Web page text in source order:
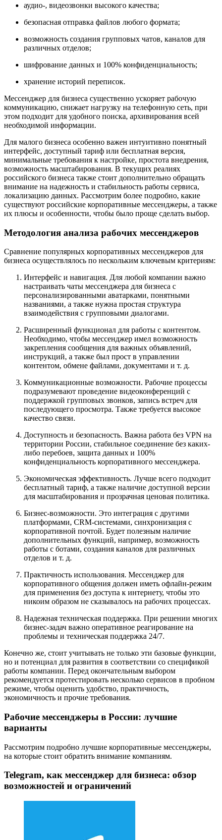
аудио-, видеозвонки высокого качества;
безопасная отправка файлов любого формата;
возможность создания групповых чатов, каналов для
различных отделов;
шифрование данных и 100% конфиденциальность;
хранение историй переписок.
Мессенджер для бизнеса существенно ускоряет рабочую
коммуникацию, снижает нагрузку на телефонную сеть, при
этом подходит для удобного поиска, архивирования всей
необходимой информации.
Для малого бизнеса особенно важен интуитивно понятный
интерфейс, доступный тариф или бесплатная версия,
минимальные требования к настройке, простота внедрения,
возможность масштабирования. В текущих реалиях
российского бизнеса также стоит дополнительно обращать
внимание на надежность и стабильность работы сервиса,
локализацию данных. Рассмотрим более подробно, какие
существуют российские корпоративные мессенджеры, а также
их плюсы и особенности, чтобы было проще сделать выбор.
Методология анализа рабочих мессенджеров
Сравнение популярных корпоративных мессенджеров для
бизнеса осуществлялось по нескольким ключевым критериям:
Интерфейс и навигация. Для любой компании важно
настраивать чаты мессенджера для бизнеса с
персонализированными аватарками, понятными
названиями, а также нужна простая структура
взаимодействия с групповыми диалогами.
Расширенный функционал для работы с контентом.
Необходимо, чтобы мессенджер имел возможность
закрепления сообщения для важных объявлений,
инструкций, а также был прост в управлении
контентом, обмене файлами, документами и т. д.
Коммуникационные возможности. Рабочие процессы
подразумевают проведение видеоконференций с
поддержкой групповых звонков, запись встреч для
последующего просмотра. Также требуется высокое
качество связи.
Доступность и безопасность. Важна работа без VPN на
территории России, стабильное соединение без каких-
либо перебоев, защита данных и 100%
конфиденциальность корпоративного мессенджера.
Экономическая эффективность. Лучше всего подходит
бесплатный тариф, а также наличие доступной версии
для масштабирования и прозрачная ценовая политика.
Бизнес-возможности. Это интеграция с другими
платформами, CRM-системами, синхронизация с
корпоративной почтой. Будет полезным наличие
дополнительных функций, например, возможность
работы с ботами, создания каналов для различных
отделов и т. д.
Практичность использования. Мессенджер для
корпоративного общения должен иметь офлайн-режим
для применения без доступа к интернету, чтобы это
никоим образом не сказывалось на рабочих процессах.
Надежная техническая поддержка. При решении многих
бизнес-задач важно оперативное реагирование на
проблемы и техническая поддержка 24/7.
Конечно же, стоит учитывать не только эти базовые функции,
но и потенциал для развития в соответствии со спецификой
работы компании. Перед окончательным выбором
рекомендуется протестировать несколько сервисов в пробном
режиме, чтобы оценить удобство, практичность,
экономичность и прочие требования.
Рабочие мессенджеры в России: лучшие
варианты
Рассмотрим подробно лучшие корпоративные мессенджеры,
на которые стоит обратить внимание компаниям.
Telegram, как мессенджер для бизнеса: обзор
возможностей и ограничений